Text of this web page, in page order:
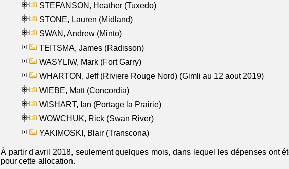
STEFANSON, Heather (Tuxedo)
STONE, Lauren (Midland)
SWAN, Andrew (Minto)
TEITSMA, James (Radisson)
WASYLIW, Mark (Fort Garry)
WHARTON, Jeff (Riviere Rouge Nord) (Gimli au 12 aout 2019)
WIEBE, Matt (Concordia)
WISHART, Ian (Portage la Prairie)
WOWCHUK, Rick (Swan River)
YAKIMOSKI, Blair (Transcona)
À partir d'avril 2018, seulement quelques mois, dans lequel les dépenses ont
pour cette allocation.